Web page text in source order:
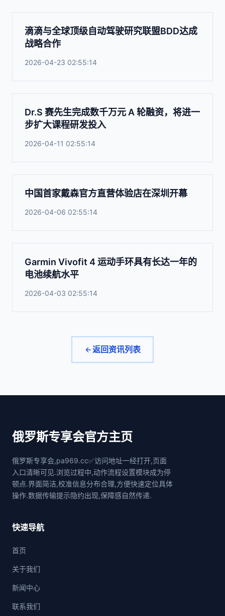
滴滴与全球顶级自动驾驶研究联盟BDD达成
战略合作
2026-04-23 02:55:14
Dr.S 赛先生完成数千万元 A 轮融资，将进一
步扩大课程研发投入
2026-04-11 02:55:14
中国首家戴森官方直营体验店在深圳开幕
2026-04-06 02:55:14
Garmin Vivofit 4 运动手环具有长达一年的
电池续航水平
2026-04-03 02:55:14
返回资讯列表
俄罗斯专享会官方主页
俄罗斯专享会,pa969.cc✅访问地址一经打开,页面
入口清晰可见.浏览过程中,动作流程设置模块成为停
顿点.界面简洁,校准信息分布合理,方便快速定位具体
操作.数据传输提示隐约出现,保障感自然传递.
快速导航
首页
关于我们
新闻中心
联系我们